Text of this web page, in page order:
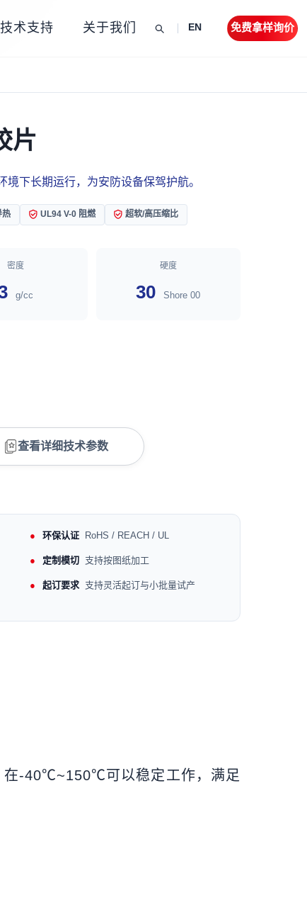
技术支持 关于我们 EN 免费拿样询价
片
下长期运行，为安防设备保驾护航。
热 UL94 V-0 阻燃 超软/高压缩比
密度
g/cc
硬度
30 Shore 00
查看详细技术参数
环保认证 RoHS / REACH / UL
定制模切 支持按图纸加工
起订要求 支持灵活起订与小批量试产
在-40℃~150℃可以稳定工作，满足